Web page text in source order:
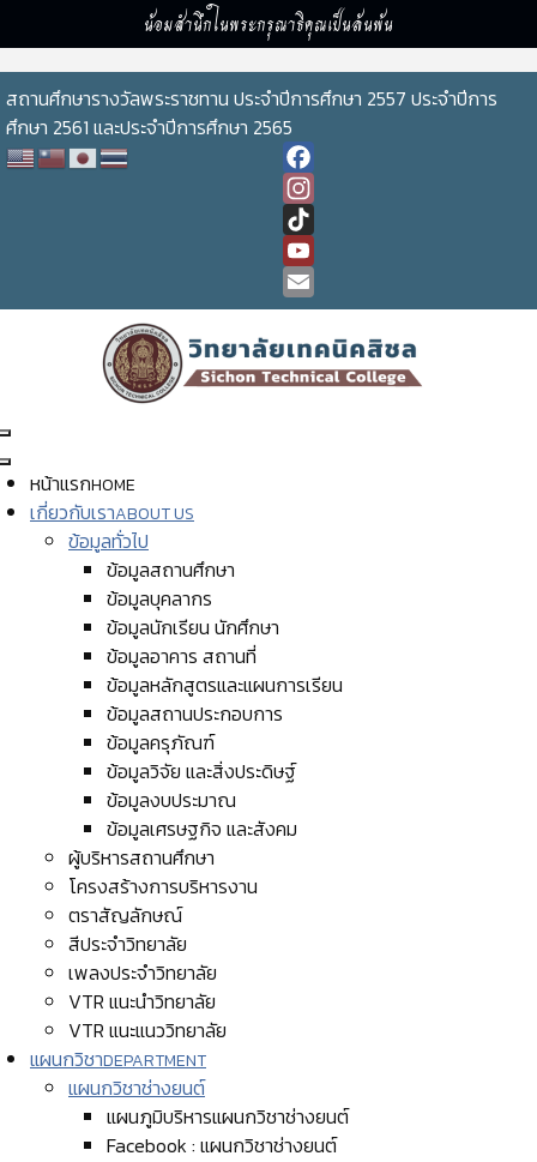
น้อมสำนึกในพระกรุณาธิคุณเป็นล้นพ้น
สถานศึกษารางวัลพระราชทาน ประจำปีการศึกษา 2557 ประจำปีการ
ศึกษา 2561 และประจำปีการศึกษา 2565
Facebook
Instagram
TikTok
YouTube
Channel
Email
หน้าแรกHOME
เกี่ยวกับเราABOUT US
ข้อมูลทั่วไป
ข้อมูลสถานศึกษา
ข้อมูลบุคลากร
ข้อมูลนักเรียน นักศึกษา
ข้อมูลอาคาร สถานที่
ข้อมูลหลักสูตรและแผนการเรียน
ข้อมูลสถานประกอบการ
ข้อมูลครุภัณฑ์
ข้อมูลวิจัย และสิ่งประดิษฐ์
ข้อมูลงบประมาณ
ข้อมูลเศรษฐกิจ และสังคม
ผู้บริหารสถานศึกษา
โครงสร้างการบริหารงาน
ตราสัญลักษณ์
สีประจำวิทยาลัย
เพลงประจำวิทยาลัย
VTR แนะนำวิทยาลัย
VTR แนะแนววิทยาลัย
แผนกวิชาDEPARTMENT
แผนกวิชาช่างยนต์
แผนภูมิบริหารแผนกวิชาช่างยนต์
Facebook : แผนกวิชาช่างยนต์